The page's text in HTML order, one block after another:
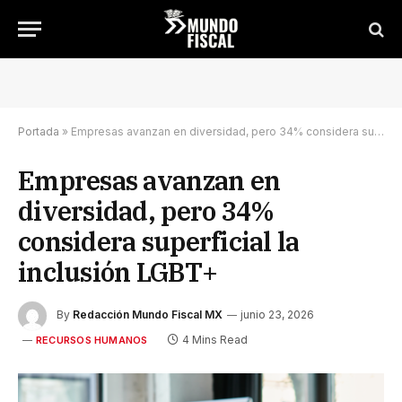
Portada » Empresas avanzan en diversidad, pero 34% considera superficial la inclusión LGBT+
Empresas avanzan en
diversidad, pero 34%
considera superficial la
inclusión LGBT+
By Redacción Mundo Fiscal MX junio 23, 2026
RECURSOS HUMANOS 4 Mins Read